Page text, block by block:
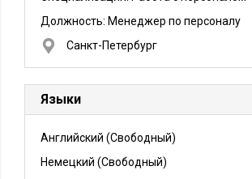
Должность: Менеджер по персоналу
Санкт-Петербург
Языки
Английский (Свободный)
Немецкий (Свободный)